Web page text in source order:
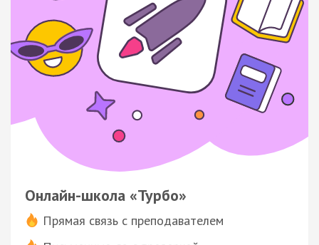
Онлайн-школа «Турбо»
Прямая связь с преподавателем